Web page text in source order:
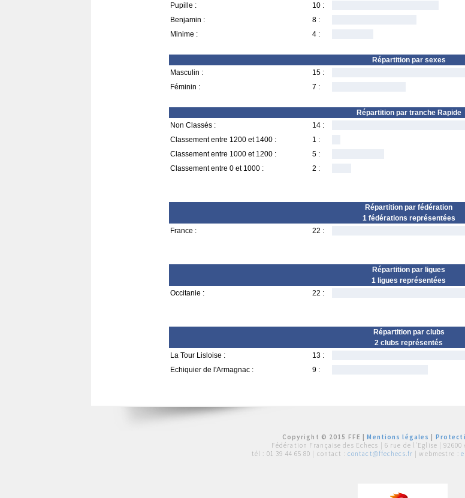
Pupille :
10 :
Benjamin :
8 :
Minime :
4 :
Répartition par sexes
Masculin :
15 :
Féminin :
7 :
Répartition par tranche Rapide
Non Classés :
14 :
Classement entre 1200 et 1400 :
1 :
Classement entre 1000 et 1200 :
5 :
Classement entre 0 et 1000 :
2 :
Répartition par fédération
1 fédérations représentées
France :
22 :
Répartition par ligues
1 ligues représentées
Occitanie :
22 :
Répartition par clubs
2 clubs représentés
La Tour Lisloise :
13 :
Echiquier de l'Armagnac :
9 :
Copyright © 2015 FFE |Mentions légales
Fédération Française des Echecs | 6 rue de l'Eglise | 92600
tél : 01 39 44 65 80 | contact : contact@ffechecs.fr | webmestre :